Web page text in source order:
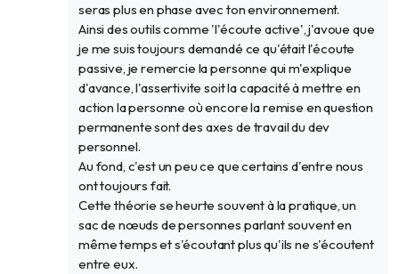
seras plus en phase avec ton environnement.
Ainsi des outils comme 'l'écoute active', j'avoue que
je me suis toujours demandé ce qu'était l'écoute
passive, je remercie la personne qui m'explique
d'avance, l'assertivite soit la capacité à mettre en
action la personne où encore la remise en question
permanente sont des axes de travail du dev
personnel.
Au fond, c'est un peu ce que certains d'entre nous
ont toujours fait.
Cette théorie se heurte souvent à la pratique, un
sac de nœuds de personnes parlant souvent en
même temps et s'écoutant plus qu'ils ne s'écoutent
entre eux.